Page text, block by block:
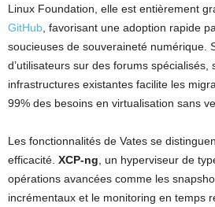
Linux Foundation, elle est entièrement
GitHub , favorisant une adoption rapide
soucieuses de souveraineté numérique.
d’utilisateurs sur des forums spécialisés,
infrastructures existantes facilite les
99% des besoins en virtualisation sans
Les fonctionnalités de Vates se
efficacité. XCP-ng , un hyperviseur de
opérations avancées comme les
incrémentaux et le monitoring en temps